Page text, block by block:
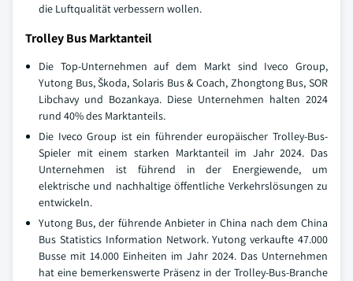
die Luftqualität verbessern wollen.
Trolley Bus Marktanteil
Die Top-Unternehmen auf dem Markt sind Iveco Group,
Yutong Bus, Škoda, Solaris Bus & Coach, Zhongtong Bus, SOR
Libchavy und Bozankaya. Diese Unternehmen halten 2024
rund 40% des Marktanteils.
Die Iveco Group ist ein führender europäischer Trolley-Bus-
Spieler mit einem starken Marktanteil im Jahr 2024. Das
Unternehmen ist führend in der Energiewende, um
elektrische und nachhaltige öffentliche Verkehrslösungen zu
entwickeln.
Yutong Bus, der führende Anbieter in China nach dem China
Bus Statistics Information Network. Yutong verkaufte 47.000
Busse mit 14.000 Einheiten im Jahr 2024. Das Unternehmen
hat eine bemerkenswerte Präsenz in der Trolley-Bus-Branche